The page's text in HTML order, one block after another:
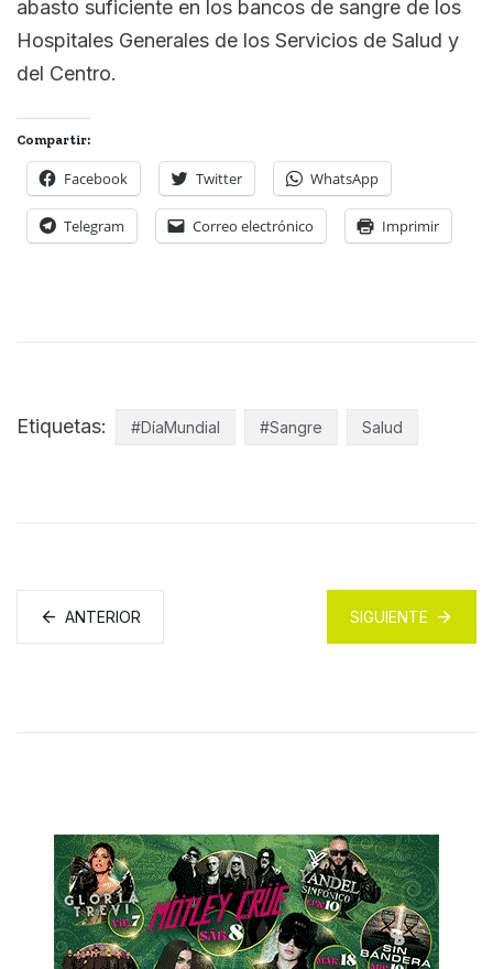
abasto suficiente en los bancos de sangre de los
Hospitales Generales de los Servicios de Salud y
del Centro.
Compartir:
Facebook Twitter WhatsApp
Telegram Correo electrónico Imprimir
Etiquetas: #DíaMundial #Sangre Salud
ANTERIOR SIGUIENTE